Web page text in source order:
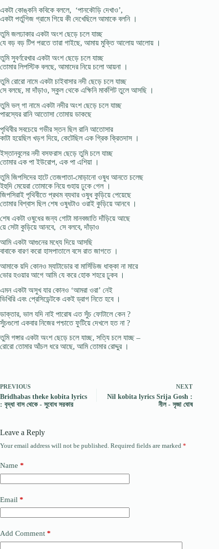
একটা কোঙ্কনি কবিকে বললে, ‘পানকৌড়ি দেখাও’,
একটা পর্তুগিজ গ্রামে গিয়ে কী দেখেছিলে আমাকে বলনি ।
তুমি জলঢাকার একটা অংশ ছেড়ে চলে যাচ্ছ
যে বড় বড় টিপ পরতে তারা গাইছে, আমায় মুক্তি আলোয় আলোয় ।
তুমি সুবর্ণরেখার একটা অংশ ছেড়ে চলে যাচ্ছ
তোমার লিপস্টিক বলছে, আমাদের নিয়ে চলো আয়না ।
তুমি রোরো নামে একটা চাইবাসার নদী ছেড়ে চলে যাচ্ছ
সে বলছে, মা দাঁড়াও, স্কুল থেকে এক্ষিনি মার্কশিট তুলে আসছি ।
তুমি ভল্ গা নামে একটা নদীর অংশ ছেড়ে চলে যাচ্ছ
পারস্যের রানি আতোসা তোমায় ডাকছে
পৃথিবীর সবচেয়ে গভীর স্তন ছিল রানি আতোসার
কাটা হয়েছিল খড়গ দিয়ে, কেটেছিল এক গ্রিক ক্রিতদাস ।
ইস্তানবুলের নদী বসফরাস ছেড়ে তুমি চলে যাচ্ছ
তোমার এক পা ইউরোপ, এক পা এশিয়া ।
তুমি জিপসিদের হাটে তেজপাতা-মোড়ানো ওষুধ আনতে চলেছ
ইহুদি মেয়েরা তোমাকে নিয়ে গুহায় ঢুকে গেল ।
জিপসিরাই পৃথিবীতে প্রথম ব্যথার ওষুধ কুড়িয়ে পেয়েছে
তোমার বিশ্বাস ছিল শেষ ওষুধটাও ওরাই কুড়িয়ে আনবে ।
শেষ একটা ওষুধের জন্য গোটা মানবজাতি দাঁড়িয়ে আছে
য়ে সেটা কুড়িয়ে আনবে, সে বলবে, দাঁড়াও
আমি একটা আগুনের মধ্যে দিয়ে আসছি
বাবাকে বারণ করো হাসপাতালে বসে রাত জাগতে ।
আমাকে য়দি কোনও ম্যাটাডোর বা মার্সিডিজ ধাক্কা না মারে
ভোর হওয়ার আগে আমি যে করে হোক শহরে ঢুকব ।
এমন একটা অসুখ যার কোনও ‘আমরা ওরা’ নেই
ভিখিরি এবং প্রেসিডেন্টকে একই ড্রাগ নিতে হবে ।
ডাক্তার, ভাল যদি নাই পারোষ এত সুঁচ ফোটালে কেন ?
সুঁচগুলো একবার নিজের পশ্চাতে ফুটিয়ে দেখলে হত না ?
তুমি গঙ্গার একটা অংশ ছেড়ে চলে যাচ্ছ, সত্যি চলে যাচ্ছ –
রোরো তোমার আঁচল ধরে আছে, আমি তোমার রোদ্দুর ।
PREVIOUS
Bridhabas theke kobita lyrics
: বৃদ্ধা বাস থেকে - সুবোধ সরকার
NEXT
Nil kobita lyrics Srija Gosh :
নীল - সৃজা ঘোষ
Leave a Reply
Your email address will not be published. Required fields are marked *
Name *
Email *
Add Comment *